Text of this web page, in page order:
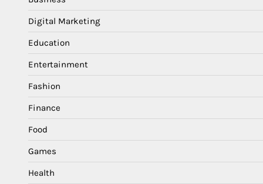
Digital Marketing
Education
Entertainment
Fashion
Finance
Food
Games
Health